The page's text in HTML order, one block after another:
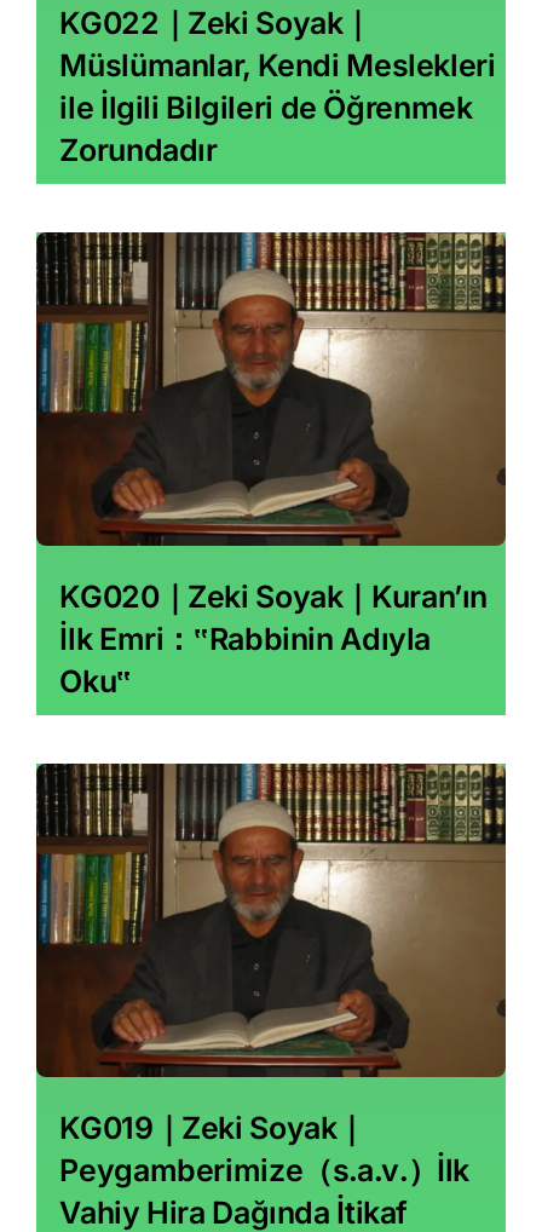
KG022｜Zeki Soyak｜
Müslümanlar, Kendi Meslekleri
ile İlgili Bilgileri de Öğrenmek
Zorundadır
KG020｜Zeki Soyak｜Kuran’ın
İlk Emri：‟Rabbinin Adıyla
Oku‟
KG019｜Zeki Soyak｜
Peygamberimize（s․a․v․）İlk
Vahiy Hira Dağında İtikaf